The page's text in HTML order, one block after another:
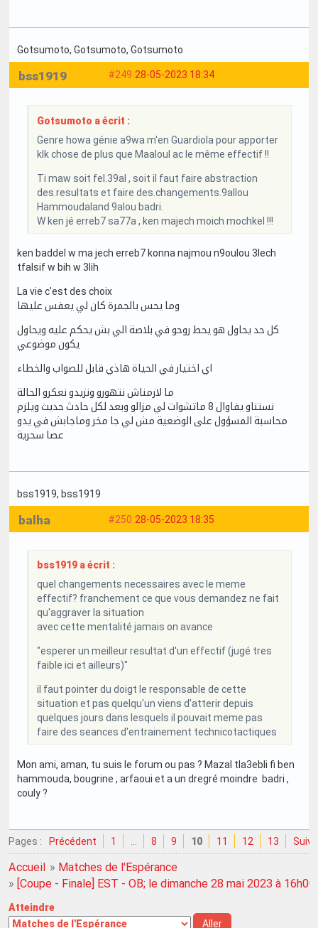
Gotsumoto, Gotsumoto, Gotsumoto
#249 28-05-2023 18:34
bss1919
Gotsumoto a écrit :
Genre howa génie a9wa m'en Guardiola pour apporter
klk chose de plus que Maaloul ac le même effectif !!
Ti maw soit fel.39al , soit il faut faire abstraction
des.resultats et faire des.changements.9allou
Hammoudaland 9alou badri.
W ken jé erreb7 sa77a , ken majech moich mochkel !!!
ken baddel w ma jech erreb7 konna najmou n9oulou 3lech
tfalsif w bih w 3lih
La vie c'est des choix
وما يحس بالجمرة كان لي يعفس عليها
كل حد يحاول هو يحط روحو في بلاصة الي بش يحكم عليه ويحاول
يكون موضوعي
اي اختيار في الحياة هاذي قابل للصواب والخطاء
ما لازمناش نتهورو ونزيدو نعكرو الحالة
نستناو يفاوال 8 ماتشوات لي مزالو وبعد لكل حادث حديث ويلزم
محاسبة المسؤول على الوضعية مش لي جا مخر وماجابش في يدو
عصا سحرية
bss1919, bss1919
#250 28-05-2023 18:35
balha
bss1919 a écrit :
quel changements necessaires avec le meme
effectif? franchement ce que vous demandez ne fait
qu'aggraver la situation
avec cette mentalité jamais on avance
"esperer un meilleur resultat d'un effectif (jugé tres
faible ici et ailleurs)"
il faut pointer du doigt le responsable de cette
situation et pas quelqu'un viens d'atterir depuis
quelques jours dans lesquels il pouvait meme pas
faire des seances d'entrainement technicotactiques
Mon ami, aman, tu suis le forum ou pas ? Mazal tla3ebli fi ben
hammouda, bougrine , arfaoui et a un dregré moindre badri ,
couly ?
Pages : Précédent 1 8 9 10 11 12 13
Accueil » Matches de l'Espérance
» [Coupe - Finale] EST - OB; le dimanche 28 mai 2023 à 16h00
Atteindre